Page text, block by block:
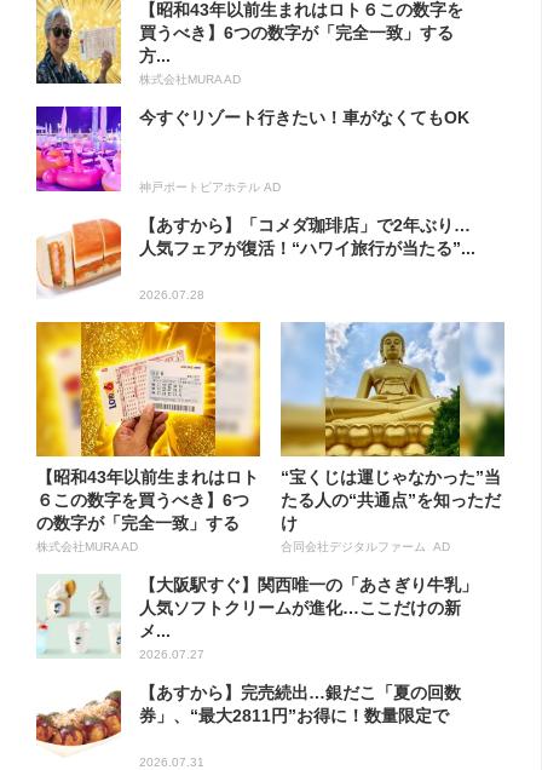
【昭和43年以前生まれはロト６この数字を
買うべき】6つの数字が「完全一致」する
方...
株式会社MURA AD
今すぐリゾート行きたい！車がなくてもOK
神戸ポートピアホテル AD
【あすから】「コメダ珈琲店」で2年ぶり…
人気フェアが復活！“ハワイ旅行が当たる”...
2026.07.28
【昭和43年以前生まれはロト
６この数字を買うべき】6つ
の数字が「完全一致」する
方...
株式会社MURA AD
“宝くじは運じゃなかった”当
たる人の“共通点”を知っただ
け
合同会社デジタルファーム AD
【大阪駅すぐ】関西唯一の「あさぎり牛乳」
人気ソフトクリームが進化…ここだけの新
メ...
2026.07.27
【あすから】完売続出…銀だこ「夏の回数
券」、“最大2811円”お得に！数量限定で
2026.07.31